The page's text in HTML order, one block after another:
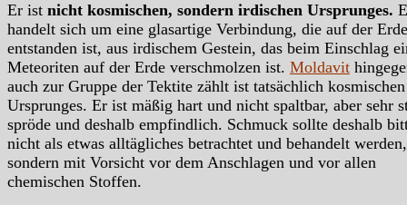
Er ist nicht kosmischen, sondern irdischen Ursprunges.
handelt sich um eine glasartige Verbindung, die auf der Erde
entstanden ist, aus irdischem Gestein, das beim Einschlag
Meteoriten auf der Erde verschmolzen ist. Moldavit
auch zur Gruppe der Tektite zählt ist tatsächlich kosmischen
Ursprunges. Er ist mäßig hart und nicht spaltbar, aber sehr
spröde und deshalb empfindlich. Schmuck sollte deshalb
nicht als etwas alltägliches betrachtet und behandelt werden,
sondern mit Vorsicht vor dem Anschlagen und vor allen
chemischen Stoffen.